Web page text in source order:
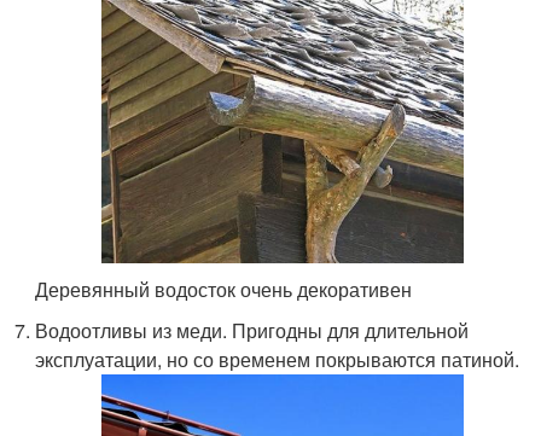
Деревянный водосток очень декоративен
Водоотливы из меди. Пригодны для длительной
эксплуатации, но со временем покрываются патиной.